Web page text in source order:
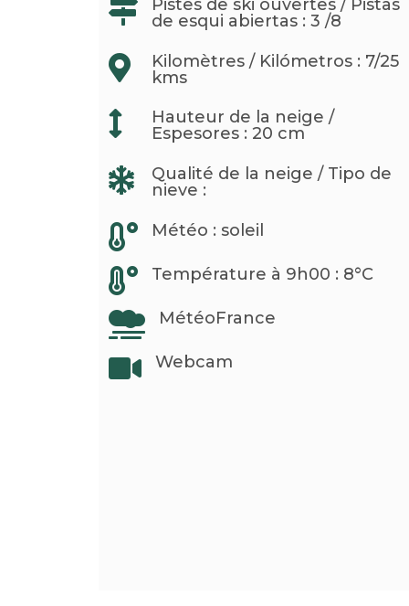

Pistes de ski ouvertes / Pistas
de esqui abiertas : 3 /8

Kilomètres / Kilómetros : 7/25
kms

Hauteur de la neige /
Espesores : 20 cm

Qualité de la neige / Tipo de
nieve :
 Météo : soleil
 Température à 9h00 : 8°C
 MétéoFrance
 Webcam